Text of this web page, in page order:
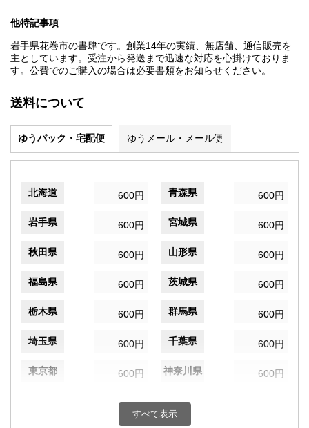
他特記事項
岩手県花巻市の書肆です。創業14年の実績、無店舗、通信販売を
主としています。受注から発送まで迅速な対応を心掛けておりま
す。公費でのご購入の場合は必要書類をお知らせください。
送料について
ゆうパック・宅配便 ゆうメール・メール便
北海道 600円 青森県 600円
岩手県 600円 宮城県 600円
秋田県 600円 山形県 600円
福島県 600円 茨城県 600円
栃木県 600円 群馬県 600円
埼玉県 600円 千葉県 600円
東京都 600円 神奈川県 600円
600円 富山県
すべて表示